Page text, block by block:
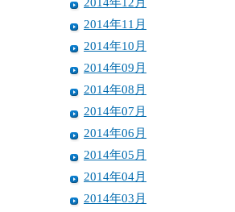
2014年11月
2014年10月
2014年09月
2014年08月
2014年07月
2014年06月
2014年05月
2014年04月
2014年03月